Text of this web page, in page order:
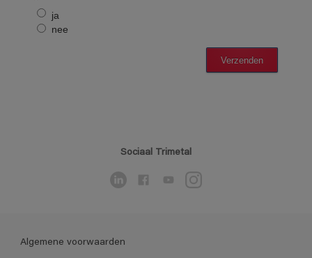
Sociaal Trimetal
Algemene voorwaarden